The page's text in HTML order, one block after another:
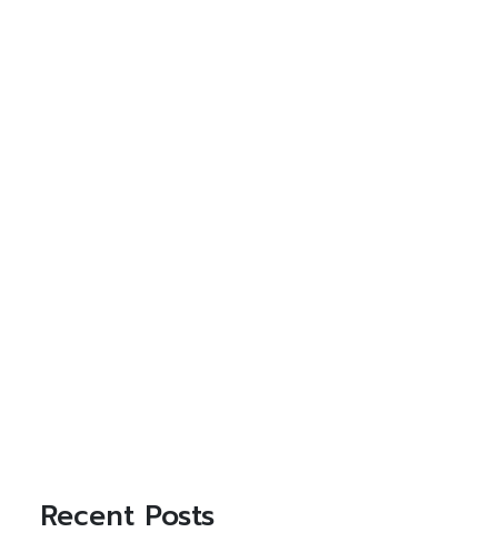
Recent Posts